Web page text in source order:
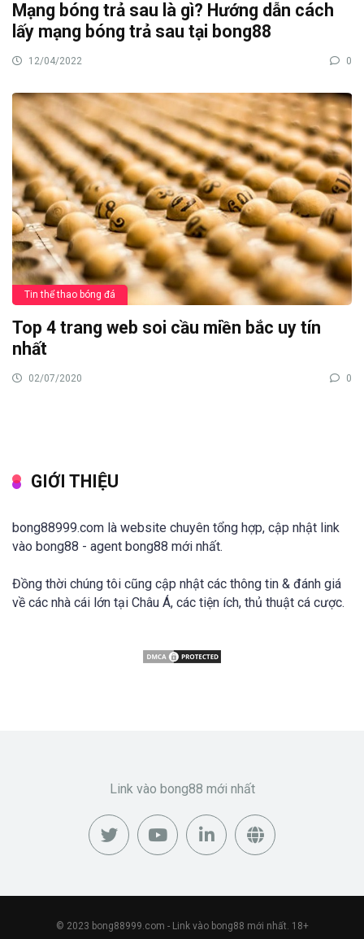
Mạng bóng trả sau là gì? Hướng dẫn cách
lấy mạng bóng trả sau tại bong88
12/04/2022 0
Tin thể thao bóng đá
Top 4 trang web soi cầu miền bắc uy tín
nhất
02/07/2020 0
GIỚI THIỆU
bong88999.com là website chuyên tổng hợp, cập nhật link
vào bong88 - agent bong88 mới nhất.
Đồng thời chúng tôi cũng cập nhật các thông tin & đánh giá
về các nhà cái lớn tại Châu Á, các tiện ích, thủ thuật cá cược.
Link vào bong88 mới nhất
© 2023 bong88999.com - Link vào bong88 mới nhất. 18+